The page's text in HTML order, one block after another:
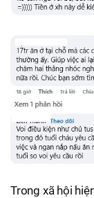
Trong xã hội